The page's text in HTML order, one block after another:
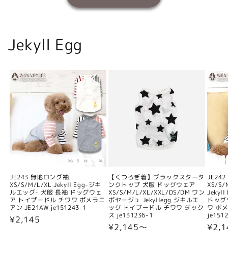
Jekyll Egg
JE243 無地ロング袖
XS/S/M/L/XL Jekyll Egg-ジキ
ルエッグ- 犬服 長袖 ドッグウェ
ア トイプードル チワワ ポメラニ
アン JE21AW je151243-1
通
¥2,145
【くつろぎ着】ブラックスタータ
ンクトップ 犬服 ドッグウェア
XS/S/M/L/XL/XXL/DS/DM ワン
ボヤージュ Jekyllegg ジキルエ
ッグ トイプードル チワワ ダック
ス je131236-1
通
¥2,145〜
JE242
XS/S/
Jekyll
ドッ
ワ ポ
通